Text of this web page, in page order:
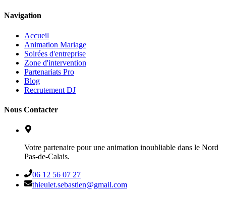
Navigation
Accueil
Animation Mariage
Soirées d'entreprise
Zone d'intervention
Partenariats Pro
Blog
Recrutement DJ
Nous Contacter
Votre partenaire pour une animation inoubliable dans le Nord
Pas-de-Calais.
06 12 56 07 27
thieulet.sebastien@gmail.com